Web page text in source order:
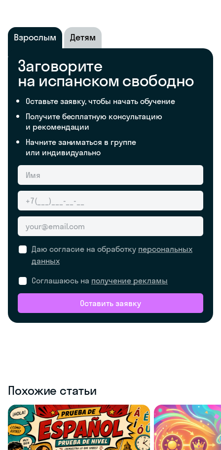
Взрослым Детям
Заговорите
на испанском свободно
Оставьте заявку, чтобы начать обучение
Получите бесплатную консультацию
и рекомендации
Начните заниматься в группе
или индивидуально
Даю согласие на обработку персональных
данных
Соглашаюсь на получение рекламы
Оставить заявку
Похожие статьи